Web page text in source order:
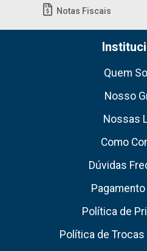
Notas Fiscais
Quem
Nosso
Nossas
Como
Dúvidas
Política de
Política de